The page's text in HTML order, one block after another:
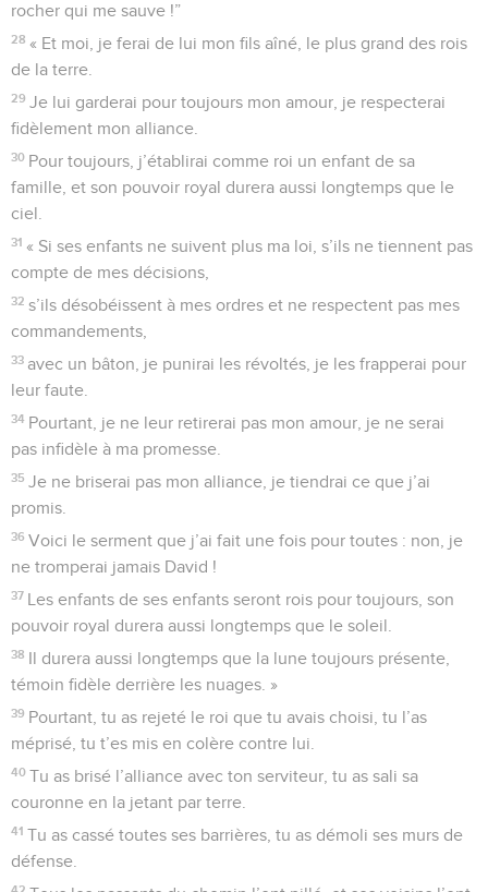
rocher qui me sauve !”
28 « Et moi, je ferai de lui mon fils aîné, le plus grand des rois
de la terre.
29 Je lui garderai pour toujours mon amour, je respecterai
fidèlement mon alliance.
30 Pour toujours, j’établirai comme roi un enfant de sa
famille, et son pouvoir royal durera aussi longtemps que le
ciel.
31 « Si ses enfants ne suivent plus ma loi, s’ils ne tiennent pas
compte de mes décisions,
32 s’ils désobéissent à mes ordres et ne respectent pas mes
commandements,
33 avec un bâton, je punirai les révoltés, je les frapperai pour
leur faute.
34 Pourtant, je ne leur retirerai pas mon amour, je ne serai
pas infidèle à ma promesse.
35 Je ne briserai pas mon alliance, je tiendrai ce que j’ai
promis.
36 Voici le serment que j’ai fait une fois pour toutes : non, je
ne tromperai jamais David !
37 Les enfants de ses enfants seront rois pour toujours, son
pouvoir royal durera aussi longtemps que le soleil.
38 Il durera aussi longtemps que la lune toujours présente,
témoin fidèle derrière les nuages. »
39 Pourtant, tu as rejeté le roi que tu avais choisi, tu l’as
méprisé, tu t’es mis en colère contre lui.
40 Tu as brisé l’alliance avec ton serviteur, tu as sali sa
couronne en la jetant par terre.
41 Tu as cassé toutes ses barrières, tu as démoli ses murs de
défense.
42